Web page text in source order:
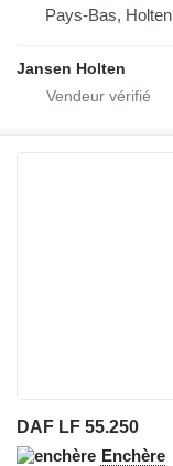
Pays-Bas, Holten
Jansen Holten
DAF LF 55.250
Enchère